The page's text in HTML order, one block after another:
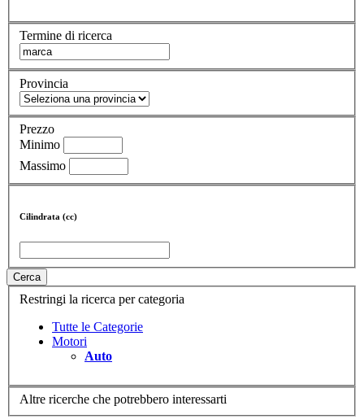
Termine di ricerca
Provincia
Prezzo
Minimo
Massimo
Cilindrata (cc)
Cerca
Restringi la ricerca per categoria
Tutte le Categorie
Motori
Auto
Altre ricerche che potrebbero interessarti